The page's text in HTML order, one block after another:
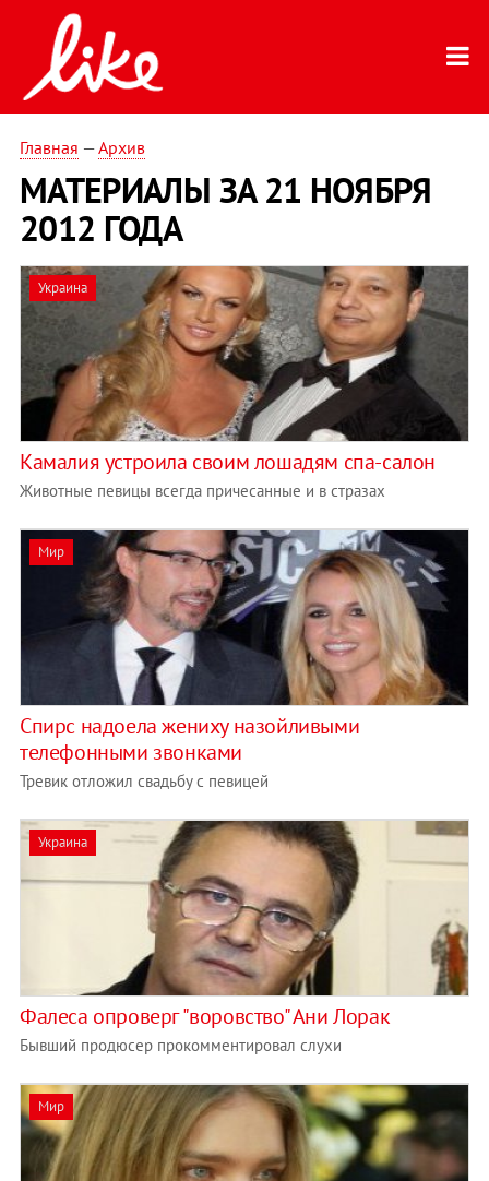
Главная —Архив
МАТЕРИАЛЫ ЗА 21 НОЯБРЯ
2012 ГОДА
Украина
Камалия устроила своим лошадям спа-салон
Животные певицы всегда причесанные и в стразах
Мир
Спирс надоела жениху назойливыми
телефонными звонками
Тревик отложил свадьбу c певицей
Украина
Фалеса опроверг "воровство" Ани Лорак
Бывший продюсер прокомментировал слухи
Мир